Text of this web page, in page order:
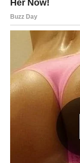
Početak sedmice
Razmišljaš o
Poslovno – želiš
tražiš iskrenost i
što te podseća da
kada realnost traži
JARAC
Sedmica za tebe
si na obaveze,
trenutak za